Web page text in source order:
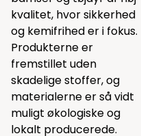
kvalitet, hvor sikkerhed
og kemifrihed er i fokus.
Produkterne er
fremstillet uden
skadelige stoffer, og
materialerne er så vidt
muligt økologiske og
lokalt producerede.